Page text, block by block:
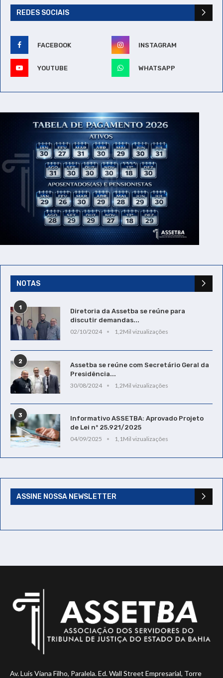
REDES SOCIAIS
FACEBOOK INSTAGRAM
YOUTUBE WHATSAPP
NOTAS
1
Diretoria da Assetba se reúne para
discutir demandas...
02/10/2024
1,2Mil vizualizações
2
Assetba se reúne com Secretário Geral da
Presidência...
30/08/2024
1,2Mil vizualizações
3
Informativo ASSETBA: Aprovado Projeto
de Lei nº 25.921/2025
04/09/2025
1,1Mil vizualizações
ASSINE NOSSA NEWSLETTER
Av. Luis Viana Filho, Paralela. Ed. Wall Street Empresarial, Torre